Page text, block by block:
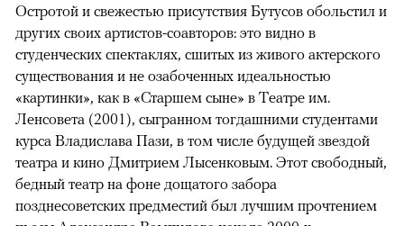
Остротой и свежестью присутствия Бутусов обольстил и
других своих артистов-соавторов: это видно в
студенческих спектаклях, сшитых из живого актерского
существования и не озабоченных идеальностью
«картинки», как в «Старшем сыне» в Театре им.
Ленсовета (2001), сыгранном тогдашними студентами
курса Владислава Пази, в том числе будущей звездой
театра и кино Дмитрием Лысенковым. Этот свободный,
бедный театр на фоне дощатого забора
позднесоветских предместий был лучшим прочтением